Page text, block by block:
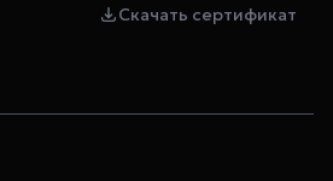
Скачать сертификат